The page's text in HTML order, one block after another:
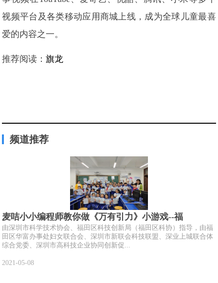
视频平台及各类移动应用商城上线，成为全球儿童最喜
爱的内容之一。
推荐阅读：旗龙
频道推荐
麦咭小小编程师教你做《万有引力》小游戏--福
由深圳市科学技术协会、福田区科技创新局（福田区科协）指导，由福
田区华富办事处妇女联合会、深圳市新联会科技联盟、深业上城联合体
综合党委、深圳市高科技企业协同创新促...
2021-05-08